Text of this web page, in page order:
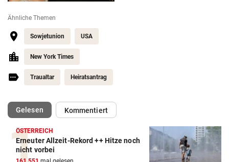
Ähnliche Themen
Sowjetunion USA
New York Times
Traualtar Heiratsantrag
Gelesen(ausgewählt)Kommentiert
ÖSTERREICH
Erneuter Allzeit-Rekord ++ Hitze noch
nicht vorbei